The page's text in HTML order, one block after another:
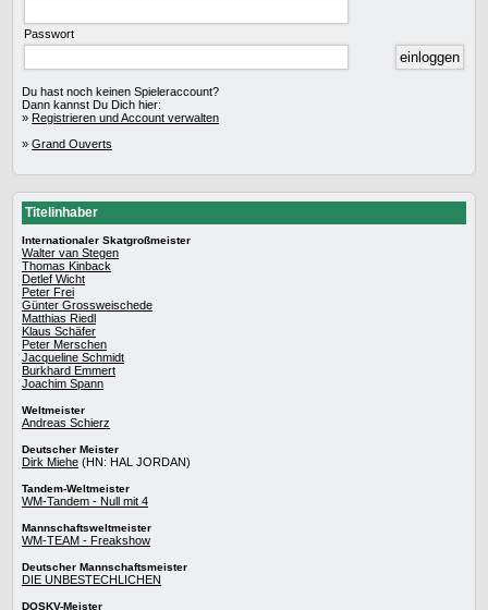
Passwort
Du hast noch keinen Spieleraccount?
Dann kannst Du Dich hier:
» Registrieren und Account verwalten
» Grand Ouverts
Titelinhaber
Internationaler Skatgroßmeister
Walter van Stegen
Thomas Kinback
Detlef Wicht
Peter Frei
Günter Grossweischede
Matthias Riedl
Klaus Schäfer
Peter Merschen
Jacqueline Schmidt
Burkhard Emmert
Joachim Spann
Weltmeister
Andreas Schierz
Deutscher Meister
Dirk Miehe (HN: HAL JORDAN)
Tandem-Weltmeister
WM-Tandem - Null mit 4
Mannschaftsweltmeister
WM-TEAM - Freakshow
Deutscher Mannschaftsmeister
DIE UNBESTECHLICHEN
DOSKV-Meister